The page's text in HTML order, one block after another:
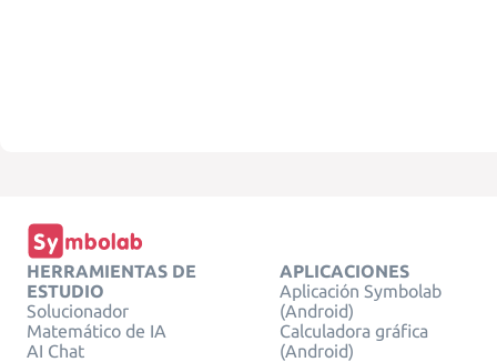
HERRAMIENTAS DE
ESTUDIO
Solucionador
Matemático de IA
AI Chat
APLICACIONES
Aplicación Symbolab
(Android)
Calculadora gráfica
(Android)